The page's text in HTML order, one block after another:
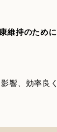
維持のため
響、効率良